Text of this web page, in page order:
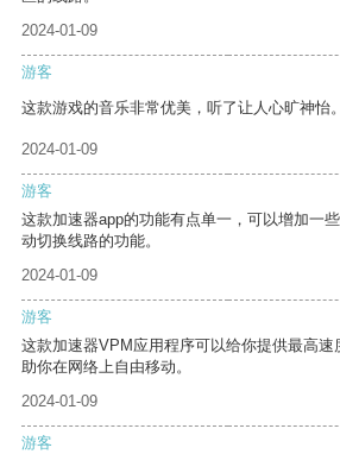
2024-01-09
游客
这款游戏的音乐非常优美，听了让人心旷神怡。
2024-01-09
游客
这款加速器app的功能有点单一，可以增加一
动切换线路的功能。
2024-01-09
游客
这款加速器VPM应用程序可以给你提供最高
助你在网络上自由移动。
2024-01-09
游客